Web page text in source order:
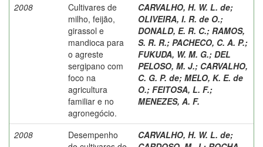
2008
Cultivares de
milho, feijão,
girassol e
mandioca para
o agreste
sergipano com
foco na
agricultura
familiar e no
agronegócio.
CARVALHO, H. W. L. de;
OLIVEIRA, I. R. de O.;
DONALD, E. R. C.; RAMOS,
S. R. R.; PACHECO, C. A. P.;
FUKUDA, W. M. G.; DEL
PELOSO, M. J.; CARVALHO,
C. G. P. de; MELO, K. E. de
O.; FEITOSA, L. F.;
MENEZES, A. F.
2008
Desempenho
CARVALHO, H. W. L. de;